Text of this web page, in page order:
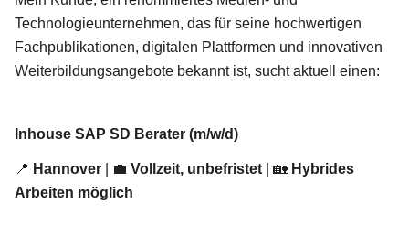
Technologieunternehmen, das für seine hochwertigen
Fachpublikationen, digitalen Plattformen und innovativen
Weiterbildungsangebote bekannt ist, sucht aktuell einen:
Inhouse SAP SD Berater (m/w/d)
📍 Hannover | 💼 Vollzeit, unbefristet | 🏡 Hybrides
Arbeiten möglich